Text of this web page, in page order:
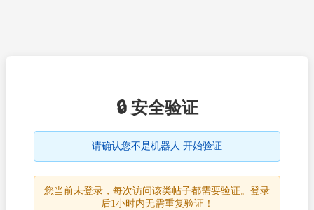
🔒 安全验证
请确认您不是机器人 开始验证
您当前未登录，每次访问该类帖子都需要验证。登录
后1小时内无需重复验证！